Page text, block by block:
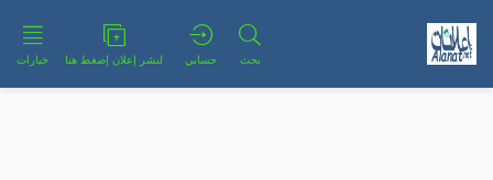
بحث حسابي لنشر إعلان إضغط هنا خيارات